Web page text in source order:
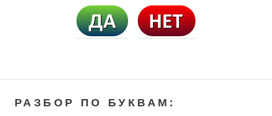
РАЗБОР ПО БУКВАМ: